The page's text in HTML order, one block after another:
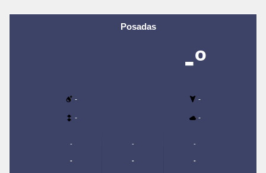
Posadas
-º
- -
- -
-
-
-
-
-
-